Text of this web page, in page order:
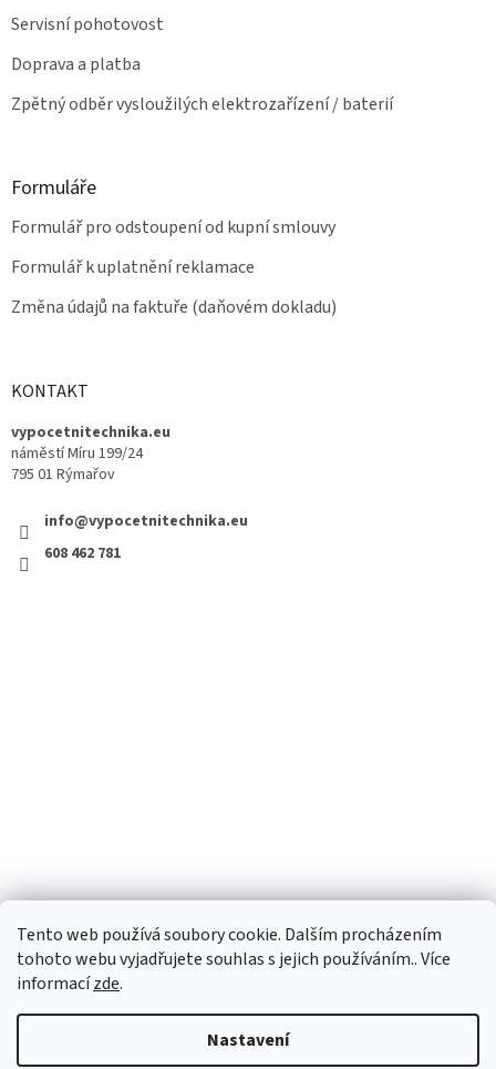
Tento web používá soubory cookie. Dalším procházením
tohoto webu vyjadřujete souhlas s jejich používáním.. Více
informacízde.
Nastavení
Servisní pohotovost
Doprava a platba
Zpětný odběr vysloužilých elektrozařízení / baterií
Formuláře
Formulář pro odstoupení od kupní smlouvy
Formulář k uplatnění reklamace
Změna údajů na faktuře (daňovém dokladu)
KONTAKT
vypocetnitechnika.eu
náměstí Míru 199/24
795 01 Rýmařov
info@vypocetnitechnika.eu
608 462 781